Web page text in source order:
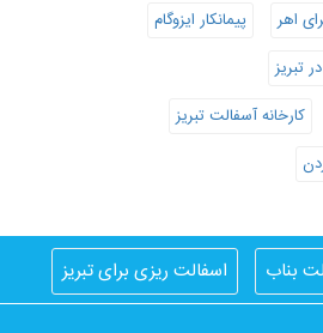
اهر
پیمانکار ایزوگام
تبریز
کارخانه آسفالت تبریز
بناب
اسفالت ریزی برای تبریز